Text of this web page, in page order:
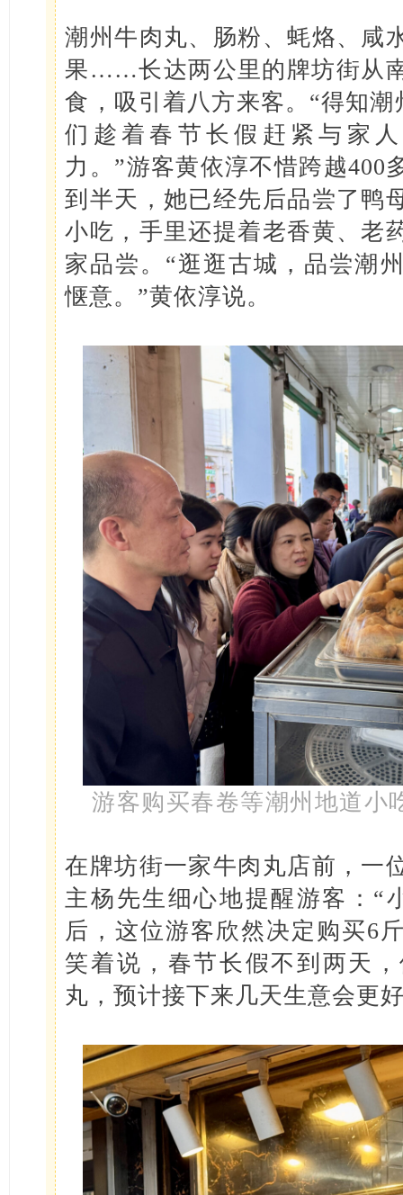
潮州牛肉丸、肠粉、蚝烙、咸
果……长达两公里的牌坊街从
食，吸引着八方来客。“得知潮
们趁着春节长假赶紧与家
力。”游客黄依淳不惜跨越400
到半天，她已经先后品尝了鸭
小吃，手里还提着老香黄、老
家品尝。“逛逛古城，品尝潮
惬意。”黄依淳说。
游客购买春卷等潮州地道小
在牌坊街一家牛肉丸店前，一
主杨先生细心地提醒游客：“
后，这位游客欣然决定购买6
笑着说，春节长假不到两天
丸，预计接下来几天生意会更